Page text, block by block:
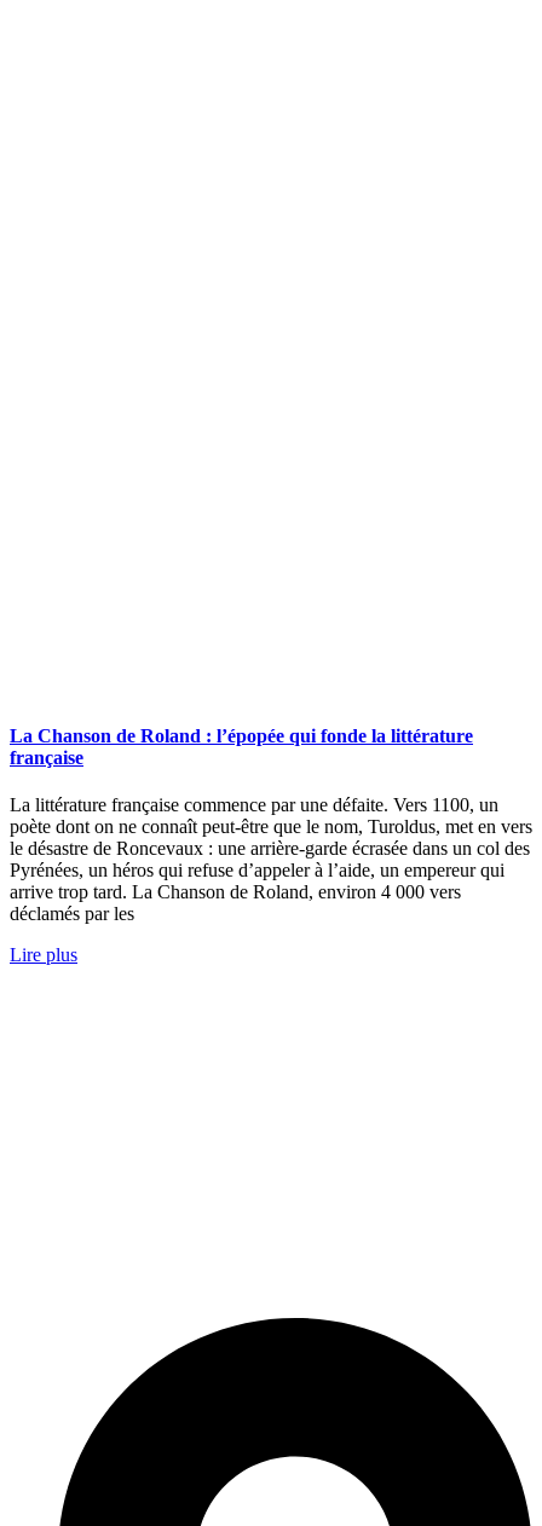
La Chanson de Roland : l’épopée qui fonde la littérature
française
La littérature française commence par une défaite. Vers 1100, un
poète dont on ne connaît peut-être que le nom, Turoldus, met en vers
le désastre de Roncevaux : une arrière-garde écrasée dans un col des
Pyrénées, un héros qui refuse d’appeler à l’aide, un empereur qui
arrive trop tard. La Chanson de Roland, environ 4 000 vers
déclamés par les
Lire plus